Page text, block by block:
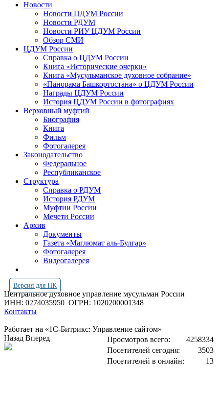
Новости
Новости ЦДУМ России
Новости РДУМ
Новости РИУ ЦДУМ России
Обзор СМИ
ЦДУМ России
Справка о ЦДУМ России
Книга «Исторические очерки»
Книга «Мусульманское духовное собрание»
«Панорама Башкортостана» о ЦДУМ России
Награды ЦДУМ России
История ЦДУМ России в фотографиях
Верховный муфтий
Биография
Книга
Фильм
Фотогалерея
Законодательство
Федеральное
Республиканское
Структура
Справка о РДУМ
История РДУМ
Муфтии России
Мечети России
Архив
Документы
Газета «Маглюмат аль-Булгар»
Фотогалерея
Видеогалерея
Версия для ПК
Центральное духовное управление мусульман России
ИНН: 0274035950 ОГРН: 1020200001348
Контакты
Работает на «1С-Битрикс: Управление сайтом»
Просмотров всего:
4258334
Посетителей сегодня:
3503
Посетителей в онлайн:
13
Назад Вперед